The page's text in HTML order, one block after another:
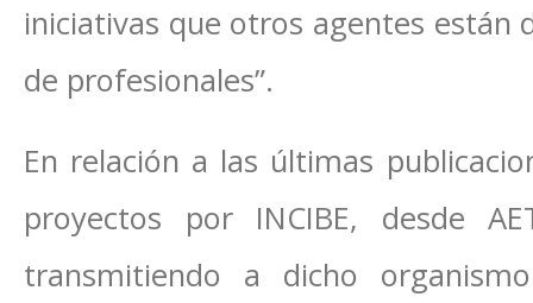
iniciativas que otros agentes están
de profesionales”.
En relación a las últimas
proyectos por INCIBE, desde
transmitiendo a dicho